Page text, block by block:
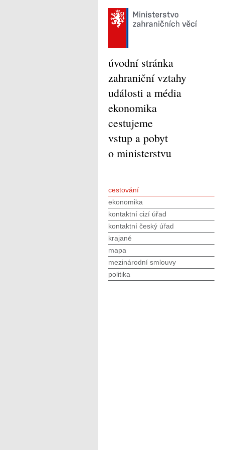
úvodní stránka
zahraniční vztahy
události a média
ekonomika
cestujeme
vstup a pobyt
o ministerstvu
cestování
ekonomika
kontaktní cizí úřad
kontaktní český úřad
krajané
mapa
mezinárodní smlouvy
politika